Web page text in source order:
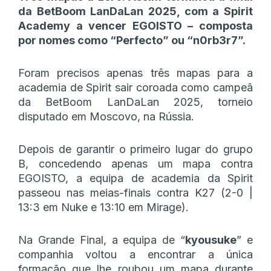
da BetBoom LanDaLan 2025, com a Spirit
Academy a vencer EGOISTO – composta
por nomes como “Perfecto” ou “n0rb3r7”.
Foram precisos apenas três mapas para a
academia de Spirit sair coroada como campeã
da BetBoom LanDaLan 2025, torneio
disputado em Moscovo, na Rússia.
Depois de garantir o primeiro lugar do grupo
B, concedendo apenas um mapa contra
EGOISTO, a equipa de academia da Spirit
passeou nas meias-finais contra K27 (2-0 |
13:3 em Nuke e 13:10 em Mirage).
Na Grande Final, a equipa de “kyousuke” e
companhia voltou a encontrar a única